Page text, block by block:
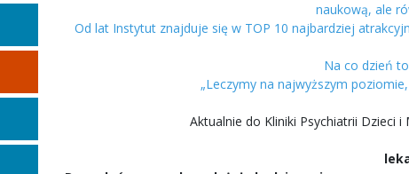
naukową, ale
Od lat Instytut znajduje się w TOP 10 najbardziej
Na co dzień
„Leczymy na najwyższym
Aktualnie do Kliniki Psychiatrii Dzieci